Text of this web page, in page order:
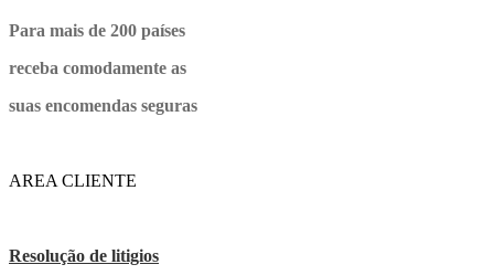
Para mais de 200 países
receba comodamente as
suas encomendas seguras
AREA CLIENTE
Resolução de litigios